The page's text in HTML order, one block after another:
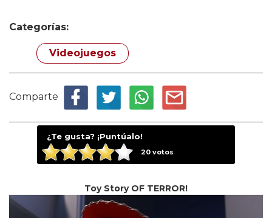
Categorías:
Videojuegos
Comparte
¿Te gusta? ¡Puntúalo!
20votos
Toy Story OF TERROR!